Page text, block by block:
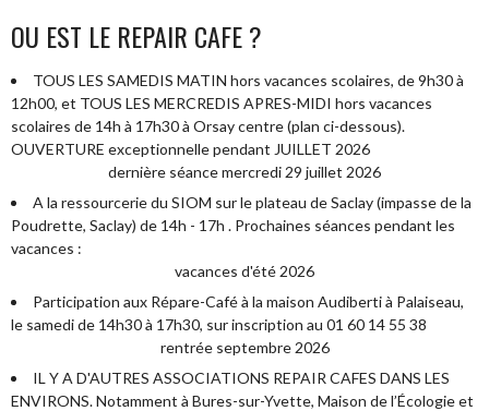
OU EST LE REPAIR CAFE ?
TOUS LES SAMEDIS MATIN hors vacances scolaires, de 9h30 à
12h00, et TOUS LES MERCREDIS APRES-MIDI hors vacances
scolaires de 14h à 17h30 à Orsay centre (plan ci-dessous).
OUVERTURE exceptionnelle pendant JUILLET 2026
dernière séance mercredi 29 juillet 2026
A la ressourcerie du SIOM sur le plateau de Saclay (impasse de la
Poudrette, Saclay) de 14h - 17h . Prochaines séances pendant les
vacances :
vacances d'été 2026
Participation aux Répare-Café à la maison Audiberti à Palaiseau,
le samedi de 14h30 à 17h30, sur inscription au 01 60 14 55 38
rentrée septembre 2026
IL Y A D'AUTRES ASSOCIATIONS REPAIR CAFES DANS LES
ENVIRONS. Notamment à Bures-sur-Yvette, Maison de l’Écologie et